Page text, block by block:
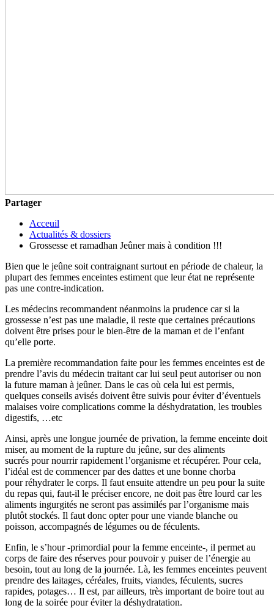
Partager
Acceuil
Actualités & dossiers
Grossesse et ramadhan Jeûner mais à condition !!!
Bien que le jeûne soit contraignant surtout en période de chaleur, la
plupart des femmes enceintes estiment que leur état ne représente
pas une contre-indication.
Les médecins recommandent néanmoins la prudence car si la
grossesse n’est pas une maladie, il reste que certaines précautions
doivent être prises pour le bien-être de la maman et de l’enfant
qu’elle porte.
La première recommandation faite pour les femmes enceintes est de
prendre l’avis du médecin traitant car lui seul peut autoriser ou non
la future maman à jeûner. Dans le cas où cela lui est permis,
quelques conseils avisés doivent être suivis pour éviter d’éventuels
malaises voire complications comme la déshydratation, les troubles
digestifs, …etc
Ainsi, après une longue journée de privation, la femme enceinte doit
miser, au moment de la rupture du jeûne, sur des aliments
sucrés pour nourrir rapidement l’organisme et récupérer. Pour cela,
l’idéal est de commencer par des dattes et une bonne chorba
pour réhydrater le corps. Il faut ensuite attendre un peu pour la suite
du repas qui, faut-il le préciser encore, ne doit pas être lourd car les
aliments ingurgités ne seront pas assimilés par l’organisme mais
plutôt stockés. Il faut donc opter pour une viande blanche ou
poisson, accompagnés de légumes ou de féculents.
Enfin, le s’hour -primordial pour la femme enceinte-, il permet au
corps de faire des réserves pour pouvoir y puiser de l’énergie au
besoin, tout au long de la journée. Là, les femmes enceintes peuvent
prendre des laitages, céréales, fruits, viandes, féculents, sucres
rapides, potages… Il est, par ailleurs, très important de boire tout au
long de la soirée pour éviter la déshydratation.